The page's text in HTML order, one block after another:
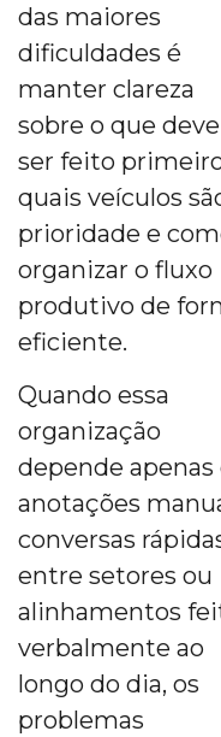
das maiores
dificuldades é
manter clareza
sobre o que deve
ser feito
quais veículos
prioridade e
organizar o fluxo
produtivo de
eficiente.
Quando essa
organização
depende apenas
anotações
conversas
entre setores ou
alinhamentos
verbalmente ao
longo do dia, os
problemas